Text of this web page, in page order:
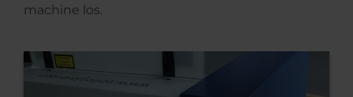
machine los.